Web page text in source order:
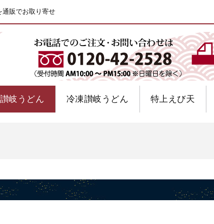
通販でお取り寄せ
岐うどん 冷凍讃岐うどん 特上えび天